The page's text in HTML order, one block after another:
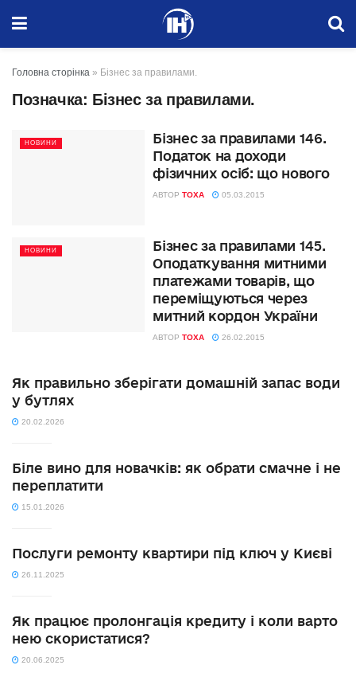
Головна сторінка » Бізнес за правилами.
Позначка: Бізнес за правилами.
НОВИНИ
Бізнес за правилами 146.
Податок на доходи
фізичних осіб: що нового
АВТОР TOXA 05.03.2015
НОВИНИ
Бізнес за правилами 145.
Оподаткування митними
платежами товарів, що
переміщуються через
митний кордон України
АВТОР TOXA 26.02.2015
Як правильно зберігати домашній запас води
у бутлях
20.02.2026
Біле вино для новачків: як обрати смачне і не
переплатити
15.01.2026
Послуги ремонту квартири під ключ у Києві
26.11.2025
Як працює пролонгація кредиту і коли варто
нею скористатися?
20.06.2025